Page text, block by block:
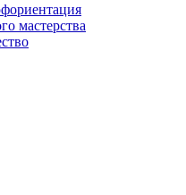
мастерства